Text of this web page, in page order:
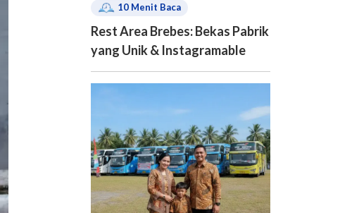
10 Menit Baca
Rest Area Brebes: Bekas Pabrik
yang Unik & Instagramable